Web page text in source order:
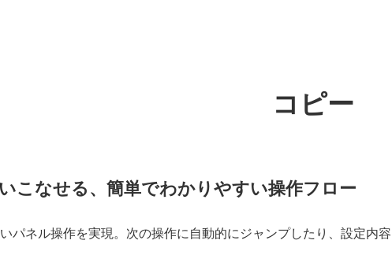
コピー
こなせる、簡単でわかりやすい操作フロー
パネル操作を実現。次の操作に自動的にジャンプしたり、設定内